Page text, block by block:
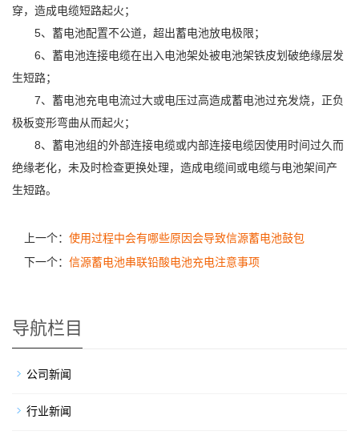
穿，造成电缆短路起火；
5、蓄电池配置不公道，超出蓄电池放电极限；
6、蓄电池连接电缆在出入电池架处被电池架铁皮划破绝缘层发
生短路；
7、蓄电池充电电流过大或电压过高造成蓄电池过充发烧，正负
极板变形弯曲从而起火；
8、蓄电池组的外部连接电缆或内部连接电缆因使用时间过久而
绝缘老化，未及时检查更换处理，造成电缆间或电缆与电池架间产
生短路。
上一个： 使用过程中会有哪些原因会导致信源蓄电池鼓包
下一个： 信源蓄电池串联铅酸电池充电注意事项
导航栏目
公司新闻
行业新闻